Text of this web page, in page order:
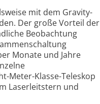
mit dem Gravity-
Der große Vorteil der
Beobachtung
Monate und Jahre
Meter-Klasse-Teleskop
Laserleitstern und